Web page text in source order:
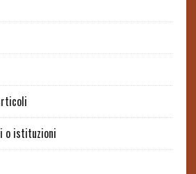
o istituzioni